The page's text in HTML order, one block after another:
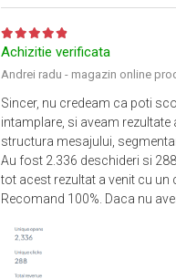
Achizitie verificata
Andrei radu - magazin online
Sincer, nu credeam ca poti
intamplare, si aveam
structura mesajului,
Au fost 2.336 deschideri si
tot acest rezultat a venit cu
Recomand 100%. Daca nu